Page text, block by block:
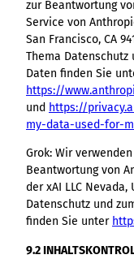
zur Beantwortung
Service von
San Francisco, CA
Thema Datenschutz
Daten finden Sie
https://
und https://
my-data-used-for-
Grok: Wir
Beantwortung von
der xAI LLC
Datenschutz und
finden Sie unter
9.2